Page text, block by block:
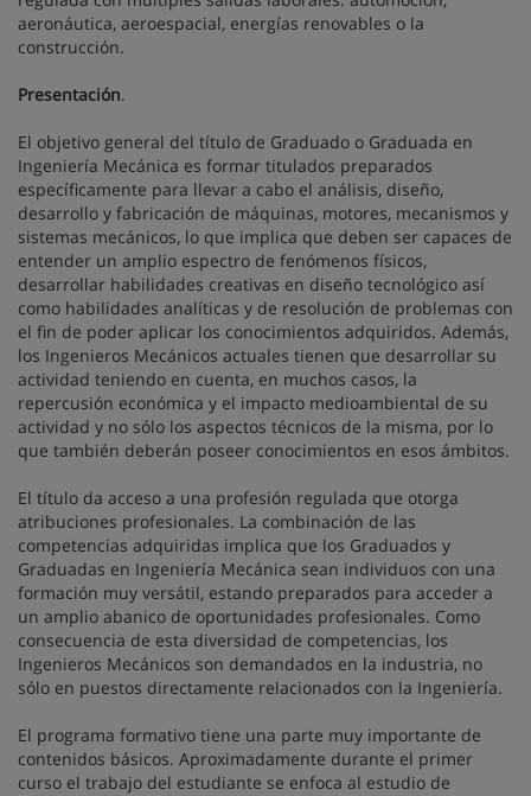
aeronáutica, aeroespacial, energías renovables o la
construcción.
Presentación.
El objetivo general del título de Graduado o Graduada en
Ingeniería Mecánica es formar titulados preparados
específicamente para llevar a cabo el análisis, diseño,
desarrollo y fabricación de máquinas, motores, mecanismos y
sistemas mecánicos, lo que implica que deben ser capaces de
entender un amplio espectro de fenómenos físicos,
desarrollar habilidades creativas en diseño tecnológico así
como habilidades analíticas y de resolución de problemas con
el fin de poder aplicar los conocimientos adquiridos. Además,
los Ingenieros Mecánicos actuales tienen que desarrollar su
actividad teniendo en cuenta, en muchos casos, la
repercusión económica y el impacto medioambiental de su
actividad y no sólo los aspectos técnicos de la misma, por lo
que también deberán poseer conocimientos en esos ámbitos.
El título da acceso a una profesión regulada que otorga
atribuciones profesionales. La combinación de las
competencias adquiridas implica que los Graduados y
Graduadas en Ingeniería Mecánica sean individuos con una
formación muy versátil, estando preparados para acceder a
un amplio abanico de oportunidades profesionales. Como
consecuencia de esta diversidad de competencias, los
Ingenieros Mecánicos son demandados en la industria, no
sólo en puestos directamente relacionados con la Ingeniería.
El programa formativo tiene una parte muy importante de
contenidos básicos. Aproximadamente durante el primer
curso el trabajo del estudiante se enfoca al estudio de